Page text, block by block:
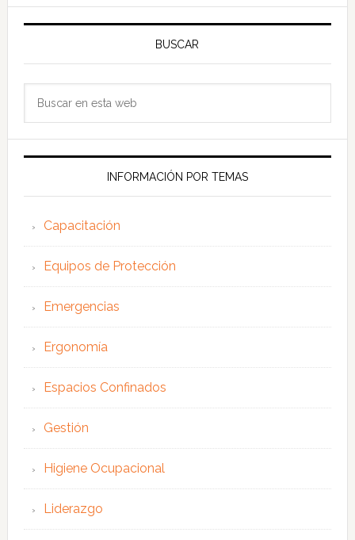
BUSCAR
web
INFORMACIÓN POR TEMAS
Capacitación
Equipos de Protección
Emergencias
Ergonomía
Espacios Confinados
Gestión
Higiene Ocupacional
Liderazgo